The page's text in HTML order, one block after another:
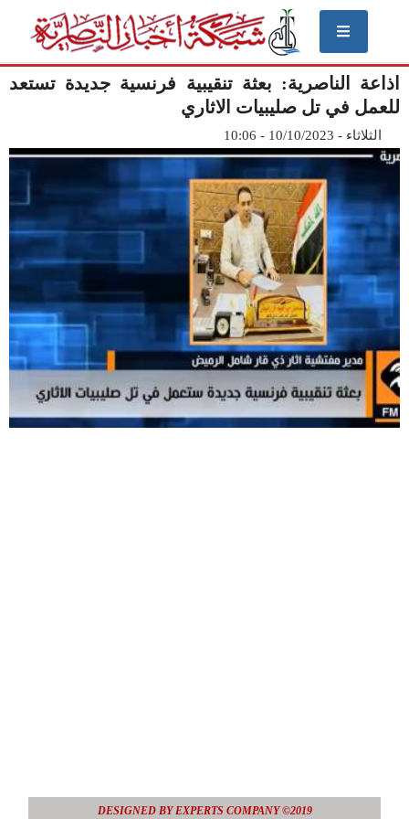
main
content
اذاعة الناصرية: بعثة تنقيبية فرنسية جديدة تستعد
للعمل في تل صليبيات الاثاري
الثلاثاء - 10/10/2023 - 10:06
DESIGNED BY EXPERTS COMPANY ©2019